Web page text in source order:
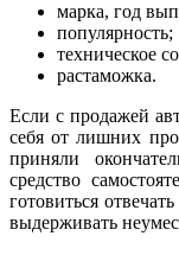
марка, год
популярность;
техническое
растаможка.
Если с продажей
себя от лишних
приняли
средство
готовиться
выдерживать